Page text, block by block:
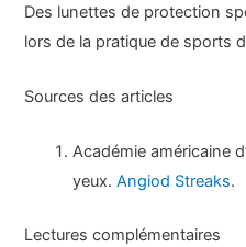
Des lunettes de protection
lors de la pratique de sports
Sources des articles
Académie américaine
yeux.Angiod Streaks.
Lectures complémentaires